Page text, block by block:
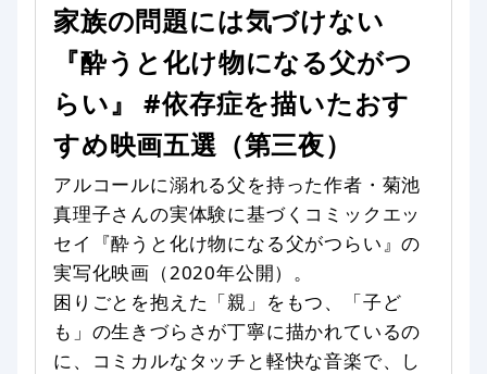
家族の問題には気づけない
『酔うと化け物になる父がつ
らい』 #依存症を描いたおす
すめ映画五選（第三夜）
アルコールに溺れる父を持った作者・菊池
真理子さんの実体験に基づくコミックエッ
セイ『酔うと化け物になる父がつらい』の
実写化映画（2020年公開）。
困りごとを抱えた「親」をもつ、「子ど
も」の生きづらさが丁寧に描かれているの
に、コミカルなタッチと軽快な音楽で、し